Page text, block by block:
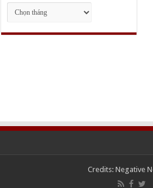
Lưu
trữ
Credits: Negative